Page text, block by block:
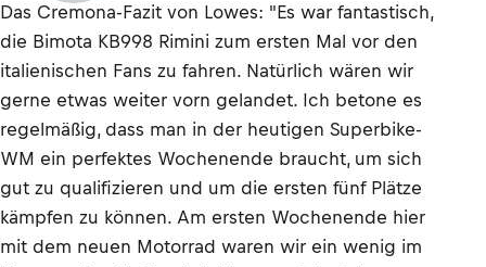
Das Cremona-Fazit von Lowes: "Es war fantastisch,
die Bimota KB998 Rimini zum ersten Mal vor den
italienischen Fans zu fahren. Natürlich wären wir
gerne etwas weiter vorn gelandet. Ich betone es
regelmäßig, dass man in der heutigen Superbike-
WM ein perfektes Wochenende braucht, um sich
gut zu qualifizieren und um die ersten fünf Plätze
kämpfen zu können. Am ersten Wochenende hier
mit dem neuen Motorrad waren wir ein wenig im